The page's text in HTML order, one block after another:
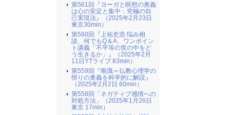
第561回『ヨーガと瞑想の奥義
は心の安定と集中：究極の自
己実現法』（2025年2月23日
東京30min）
第560回『上祐史浩 悩み相
談、何でもQ＆A、ワンポイン
ト講義「不平等の世の中をど
う生きるか」』（2025年2月
11日YTライブ 83min）
第559回『唯識＝仏教心理学の
悟りの奥義を科学的に解説』
（2025年2月2日 60min）
第558回「ネガティブ感情への
対処方法」（2025年1月26日
東京 17min）